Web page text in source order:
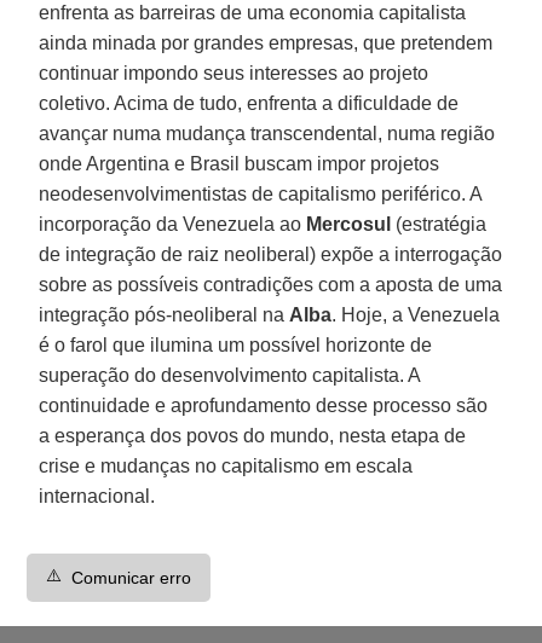
enfrenta as barreiras de uma economia capitalista
ainda minada por grandes empresas, que pretendem
continuar impondo seus interesses ao projeto
coletivo. Acima de tudo, enfrenta a dificuldade de
avançar numa mudança transcendental, numa região
onde Argentina e Brasil buscam impor projetos
neodesenvolvimentistas de capitalismo periférico. A
incorporação da Venezuela ao Mercosul (estratégia
de integração de raiz neoliberal) expõe a interrogação
sobre as possíveis contradições com a aposta de uma
integração pós-neoliberal na Alba. Hoje, a Venezuela
é o farol que ilumina um possível horizonte de
superação do desenvolvimento capitalista. A
continuidade e aprofundamento desse processo são
a esperança dos povos do mundo, nesta etapa de
crise e mudanças no capitalismo em escala
internacional.
⚠️ Comunicar erro